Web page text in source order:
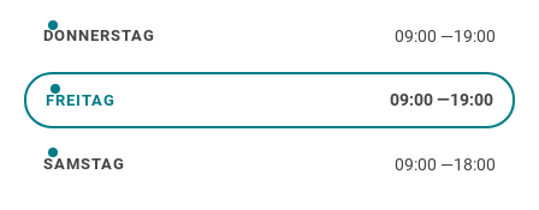
Donnerstag
DONNERSTAG 09:00 —19:00
Freitag
FREITAG 09:00—19:00
Samstag
SAMSTAG 09:00 —18:00